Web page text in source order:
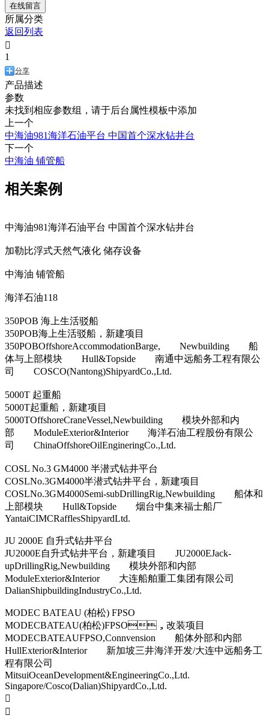
在线留言
所属分类
返回列表

1
分享
产品描述
参数
未找到相应参数组，请于后台属性模板中添加
上一个
中海油981海洋石油平台 中国首个深水钻井台
下一个
中海油 铺管船
相关案例
中海油981海洋石油平台 中国首个深水钻井台
加勒比浮式天然气液化 储存设备
中海油 铺管船
海洋石油118
350POB 海上生活驳船
350POB海上生活驳船，新建项目
350POBOffshoreAccommodationBarge, Newbuilding 船
体与上部模块 Hull&Topside 南通中远船务工程有限公
司 COSCO(Nantong)ShipyardCo.,Ltd.
5000T 起重船
5000T起重船，新建项目
5000TOffshoreCraneVessel,Newbuilding 模块外部和内
部 ModuleExterior&Interior 海洋石油工程股份有限公
司 ChinaOffshoreOilEngineringCo.,Ltd.
COSL No.3 GM4000 半潜式钻井平台
COSLNo.3GM4000半潜式钻井平台，新建项目
COSLNo.3GM4000Semi-subDrillingRig,Newbuilding 船体和
上部模块 Hull&Topside 烟台中集来福士船厂
YantaiCIMCRafflesShipyardLtd.
JU 2000E 自升式钻井平台
JU2000E自升式钻井平台，新建项目 JU2000EJack-
upDrillingRig,Newbuilding 模块外部和内部
ModuleExterior&Interior 大连船舶重工集团有限公司
DalianShipbuildingIndustryCo.,Ltd.
MODEC BATEAU (柏松) FPSO
MODECBATEAU(柏松)FPSO，改装项目
MODECBATEAUFPSO,Connvension 船体外部和内部
HullExterior&Interior 新加坡三井海洋开发/大连中远船务工
程有限公司
MitsuiOceanDevelopment&EngineeringCo.,Ltd.
Singapore/Cosco(Dalian)ShipyardCo.,Ltd.

